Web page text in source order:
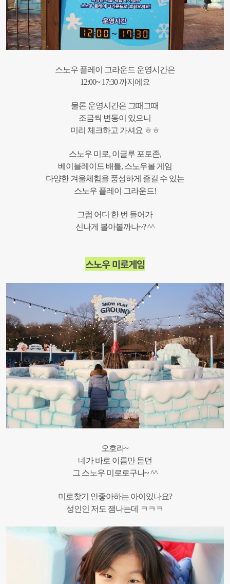
스노우 플레이 그라운드 운영시간은
12:00~ 17:30 까지에요
물론 운영시간은 그때그때
조금씩 변동이 있으니
미리 체크하고 가셔요 ㅎㅎ
스노우 미로, 이글루 포토존,
베이블레이드 배틀, 스노우볼 게임
다양한 겨울체험을 풍성하게 즐길 수 있는
스노우 플레이 그라운드!
그럼 어디 한 번 들어가
신나게 볼아볼까나~? ^^
스노우 미로게임
오호라~
네가 바로 이름만 듣던
그 스노우 미로로구나~ ^^
미로찾기 안좋아하는 아이있나요?
성인인 저도 잼나는데 ㅋㅋㅋ